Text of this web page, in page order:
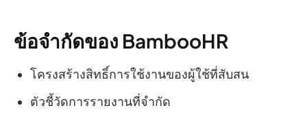
ข้อจำกัดของ BambooHR
โครงสร้างสิทธิ์การใช้งานของผู้ใช้ที่สับสน
ตัวชี้วัดการรายงานที่จำกัด